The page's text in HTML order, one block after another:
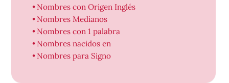
Nombres con Origen Inglés
Nombres Medianos
Nombres con 1 palabra
Nombres nacidos en
Nombres para Signo